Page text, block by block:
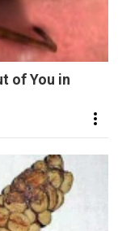
of You in